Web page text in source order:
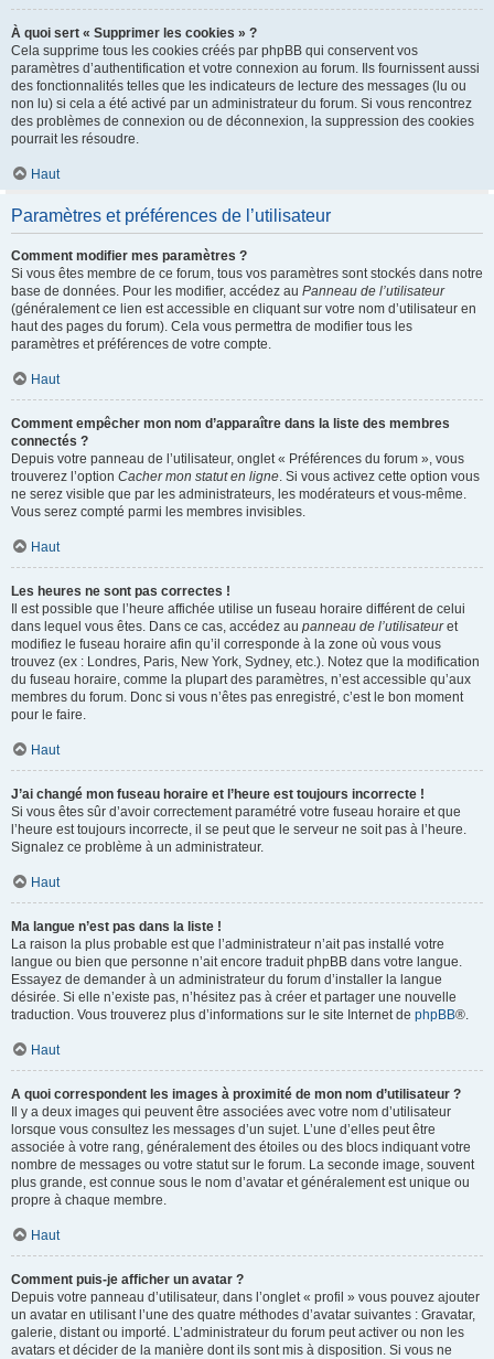
À quoi sert « Supprimer les cookies » ?
Cela supprime tous les cookies créés par phpBB qui conservent vos
paramètres d’authentification et votre connexion au forum. Ils fournissent aussi
des fonctionnalités telles que les indicateurs de lecture des messages (lu ou
non lu) si cela a été activé par un administrateur du forum. Si vous rencontrez
des problèmes de connexion ou de déconnexion, la suppression des cookies
pourrait les résoudre.
Haut
Paramètres et préférences de l’utilisateur
Comment modifier mes paramètres ?
Si vous êtes membre de ce forum, tous vos paramètres sont stockés dans notre
base de données. Pour les modifier, accédez au Panneau de l’utilisateur
(généralement ce lien est accessible en cliquant sur votre nom d’utilisateur en
haut des pages du forum). Cela vous permettra de modifier tous les
paramètres et préférences de votre compte.
Haut
Comment empêcher mon nom d’apparaître dans la liste des membres
connectés ?
Depuis votre panneau de l’utilisateur, onglet « Préférences du forum », vous
trouverez l’option Cacher mon statut en ligne. Si vous activez cette option vous
ne serez visible que par les administrateurs, les modérateurs et vous-même.
Vous serez compté parmi les membres invisibles.
Haut
Les heures ne sont pas correctes !
Il est possible que l’heure affichée utilise un fuseau horaire différent de celui
dans lequel vous êtes. Dans ce cas, accédez au panneau de l’utilisateuret
modifiez le fuseau horaire afin qu’il corresponde à la zone où vous vous
trouvez (ex : Londres, Paris, New York, Sydney, etc.). Notez que la modification
du fuseau horaire, comme la plupart des paramètres, n’est accessible qu’aux
membres du forum. Donc si vous n’êtes pas enregistré, c’est le bon moment
pour le faire.
Haut
J’ai changé mon fuseau horaire et l’heure est toujours incorrecte !
Si vous êtes sûr d’avoir correctement paramétré votre fuseau horaire et que
l’heure est toujours incorrecte, il se peut que le serveur ne soit pas à l’heure.
Signalez ce problème à un administrateur.
Haut
Ma langue n’est pas dans la liste !
La raison la plus probable est que l’administrateur n’ait pas installé votre
langue ou bien que personne n’ait encore traduit phpBB dans votre langue.
Essayez de demander à un administrateur du forum d’installer la langue
désirée. Si elle n’existe pas, n’hésitez pas à créer et partager une nouvelle
traduction. Vous trouverez plus d’informations sur le site Internet de phpBB®.
Haut
A quoi correspondent les images à proximité de mon nom d’utilisateur ?
Il y a deux images qui peuvent être associées avec votre nom d’utilisateur
lorsque vous consultez les messages d’un sujet. L’une d’elles peut être
associée à votre rang, généralement des étoiles ou des blocs indiquant votre
nombre de messages ou votre statut sur le forum. La seconde image, souvent
plus grande, est connue sous le nom d’avatar et généralement est unique ou
propre à chaque membre.
Haut
Comment puis-je afficher un avatar ?
Depuis votre panneau d’utilisateur, dans l’onglet « profil » vous pouvez ajouter
un avatar en utilisant l’une des quatre méthodes d’avatar suivantes : Gravatar,
galerie, distant ou importé. L’administrateur du forum peut activer ou non les
avatars et décider de la manière dont ils sont mis à disposition. Si vous ne